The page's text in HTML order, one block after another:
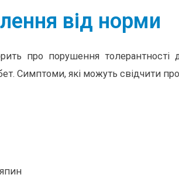
від норми
про порушення
Симптоми, які можуть свідчити